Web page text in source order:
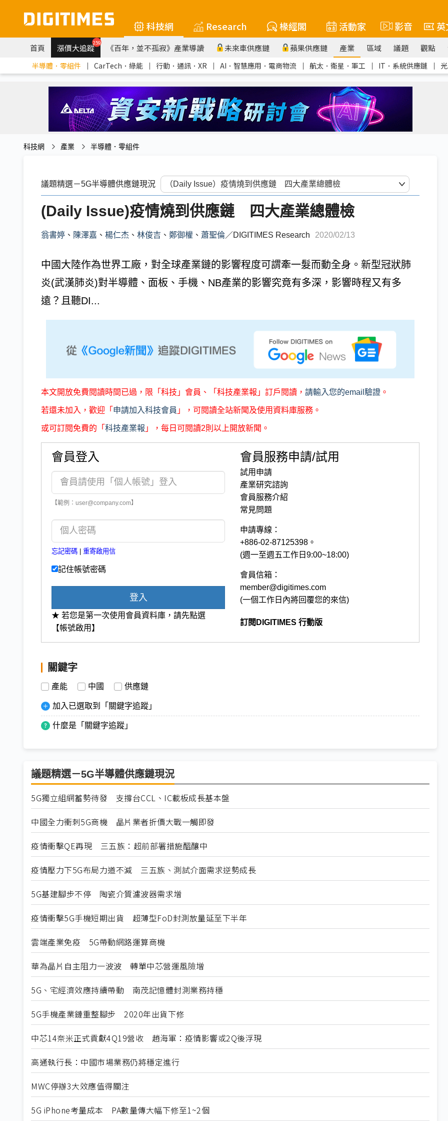
科技網 Research 椽經閣 活動家 影音
首頁 漲價大追蹤259 《百年，並不孤寂》產業導讀 未來車供應鏈 蘋果供應鏈 產業 區域 議題 觀點
半導體．零組件 ｜ CarTech．綠能 ｜ 行動．通訊．XR ｜ AI．智慧應用．電商物流 ｜ 航太．衛星．軍工 ｜ IT．系統供應鏈 ｜
科技網 產業 半導體．零組件
議題精選－5G半導體供應鏈現況
(Daily Issue)疫情燒到供應鏈 四大產業總體檢
翁書婷 、 陳澤嘉 、 楊仁杰 、 林俊吉 、 鄭御權 、 蕭聖倫／DIGITIMES Research 2020/02/13
中國大陸作為世界工廠，對全球產業鏈的影響程度可謂牽一髮而動全身。新型冠狀肺
炎(武漢肺炎)對半導體、面板、手機、NB產業的影響究竟有多深，影響時程又有多
遠？且聽DI...
本文開放免費閱讀時間已過，限「科技」會員、「科技產業報」訂戶閱讀， 請輸入您的email驗證 。
若還未加入，歡迎「 申請加入科技會員 」，可閱讀全站新聞及使用資料庫服務。
或可訂閱免費的「 科技產業報 」，每日可閱讀2則以上開放新聞。
會員登入
【範例：user@company.com】
忘記密碼 重寄啟用信
記住帳號密碼
登入
★ 若您是第一次使用會員資料庫，請先點選
【帳號啟用】
會員服務申請/試用
試用申請
產業研究諮詢
會員服務介紹
常見問題
申請專線：
+886-02-87125398。
(週一至週五工作日9:00~18:00)
會員信箱：
member@digitimes.com
(一個工作日內將回覆您的來信)
訂閱DIGITIMES 行動版
關鍵字
產能 中國 供應鏈
加入已選取到「關鍵字追蹤」
什麼是「關鍵字追蹤」
議題精選－5G半導體供應鏈現況
5G獨立組網蓄勢待發 支撐台CCL、IC載板成長基本盤
中國全力衝刺5G商機 晶片業者折價大戰一觸即發
疫情衝擊QE再現 三五族：超前部署措施醞釀中
疫情壓力下5G布局力道不減 三五族、測試介面需求逆勢成長
5G基建腳步不停 陶瓷介質濾波器需求增
疫情衝擊5G手機短期出貨 超薄型FoD封測放量延至下半年
雲端產業免疫 5G帶動網路運算商機
華為晶片自主阻力一波波 轉單中芯營運風險增
5G、宅經濟效應持續帶動 南茂記憶體封測業務持穩
5G手機產業鏈重整腳步 2020年出貨下修
中芯14奈米正式貢獻4Q19營收 趙海軍：疫情影響或2Q後浮現
高通執行長：中國市場業務仍將穩定進行
MWC停辦3大效應值得關注
5G iPhone考量成本 PA數量傳大幅下修至1~2個